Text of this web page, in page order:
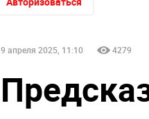
9 апреля 2025, 11:10 4279